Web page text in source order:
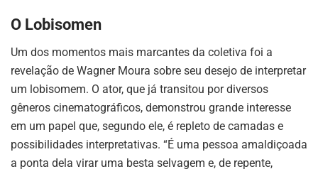
O Lobisomen
Um dos momentos mais marcantes da coletiva foi a
revelação de Wagner Moura sobre seu desejo de interpretar
um lobisomem. O ator, que já transitou por diversos
gêneros cinematográficos, demonstrou grande interesse
em um papel que, segundo ele, é repleto de camadas e
possibilidades interpretativas. “É uma pessoa amaldiçoada
a ponta dela virar uma besta selvagem e, de repente,